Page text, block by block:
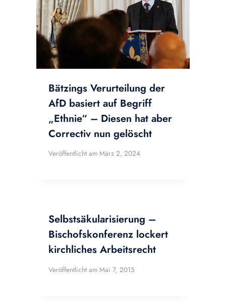
Bätzings Verurteilung der
AfD basiert auf Begriff
„Ethnie“ – Diesen hat aber
Correctiv nun gelöscht
Veröffentlicht am März 2, 2024
Selbstsäkularisierung –
Bischofskonferenz lockert
kirchliches Arbeitsrecht
Veröffentlicht am Mai 7, 2015